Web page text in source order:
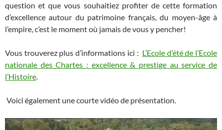
question et que vous souhaitiez profiter de cette formation
d’excellence autour du patrimoine français, du moyen-âge à
l’empire, c’est le moment où jamais de vous y pencher!
Vous trouverez plus d’informations ici : L’Ecole d’été de l’Ecole
nationale des Chartes : excellence & prestige au service de
l’Histoire.
Voici également une courte vidéo de présentation.